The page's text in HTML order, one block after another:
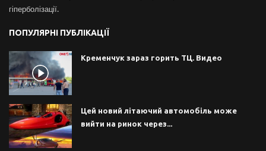
гіперболізації.
ПОПУЛЯРНІ ПУБЛІКАЦІЇ
Кременчук зараз горить ТЦ. Видео
Цей новий літаючий автомобіль може
вийти на ринок через...